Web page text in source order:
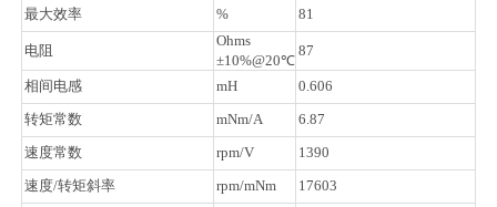
最大效率
% 81
电阻
Ohms
±10%@20℃
87
相间电感 mH
0.606
转矩常数
mNm/A
6.87
速度常数
rpm/V
1390
速度/转矩斜率
rpm/mNm
17603